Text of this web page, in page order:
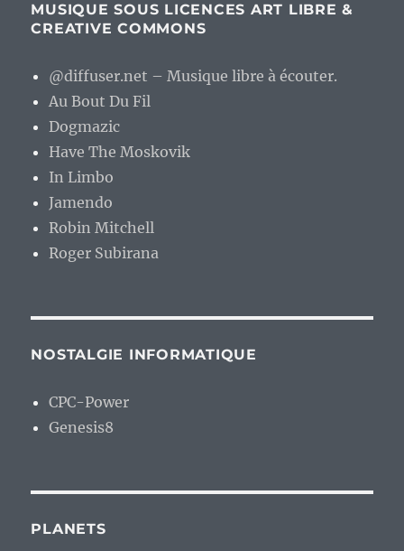
MUSIQUE SOUS LICENCES ART LIBRE &
CREATIVE COMMONS
@diffuser.net – Musique libre à écouter.
Au Bout Du Fil
Dogmazic
Have The Moskovik
In Limbo
Jamendo
Robin Mitchell
Roger Subirana
NOSTALGIE INFORMATIQUE
CPC-Power
Genesis8
PLANETS